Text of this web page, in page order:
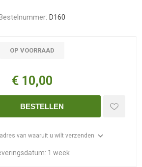
D160
OP VOORRAAD
€ 10,00
BESTELLEN
van waaruit u wilt verzenden
1 week